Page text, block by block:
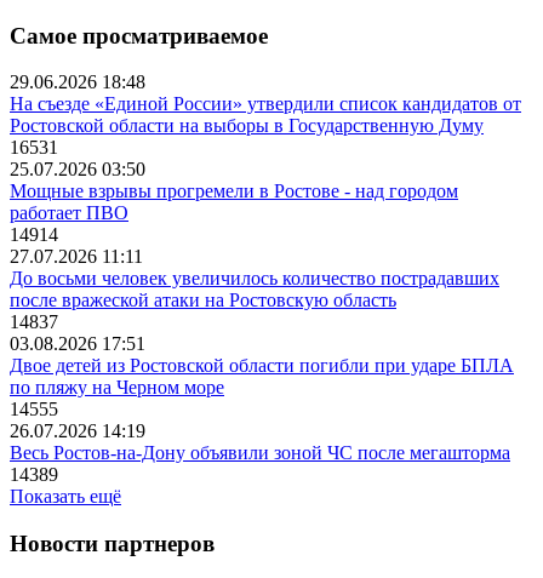
Самое просматриваемое
29.06.2026 18:48
На съезде «Единой России» утвердили список кандидатов от
Ростовской области на выборы в Государственную Думу
16531
25.07.2026 03:50
Мощные взрывы прогремели в Ростове - над городом
работает ПВО
14914
27.07.2026 11:11
До восьми человек увеличилось количество пострадавших
после вражеской атаки на Ростовскую область
14837
03.08.2026 17:51
Двое детей из Ростовской области погибли при ударе БПЛА
по пляжу на Черном море
14555
26.07.2026 14:19
Весь Ростов-на-Дону объявили зоной ЧС после мегашторма
14389
Показать ещё
Новости партнеров